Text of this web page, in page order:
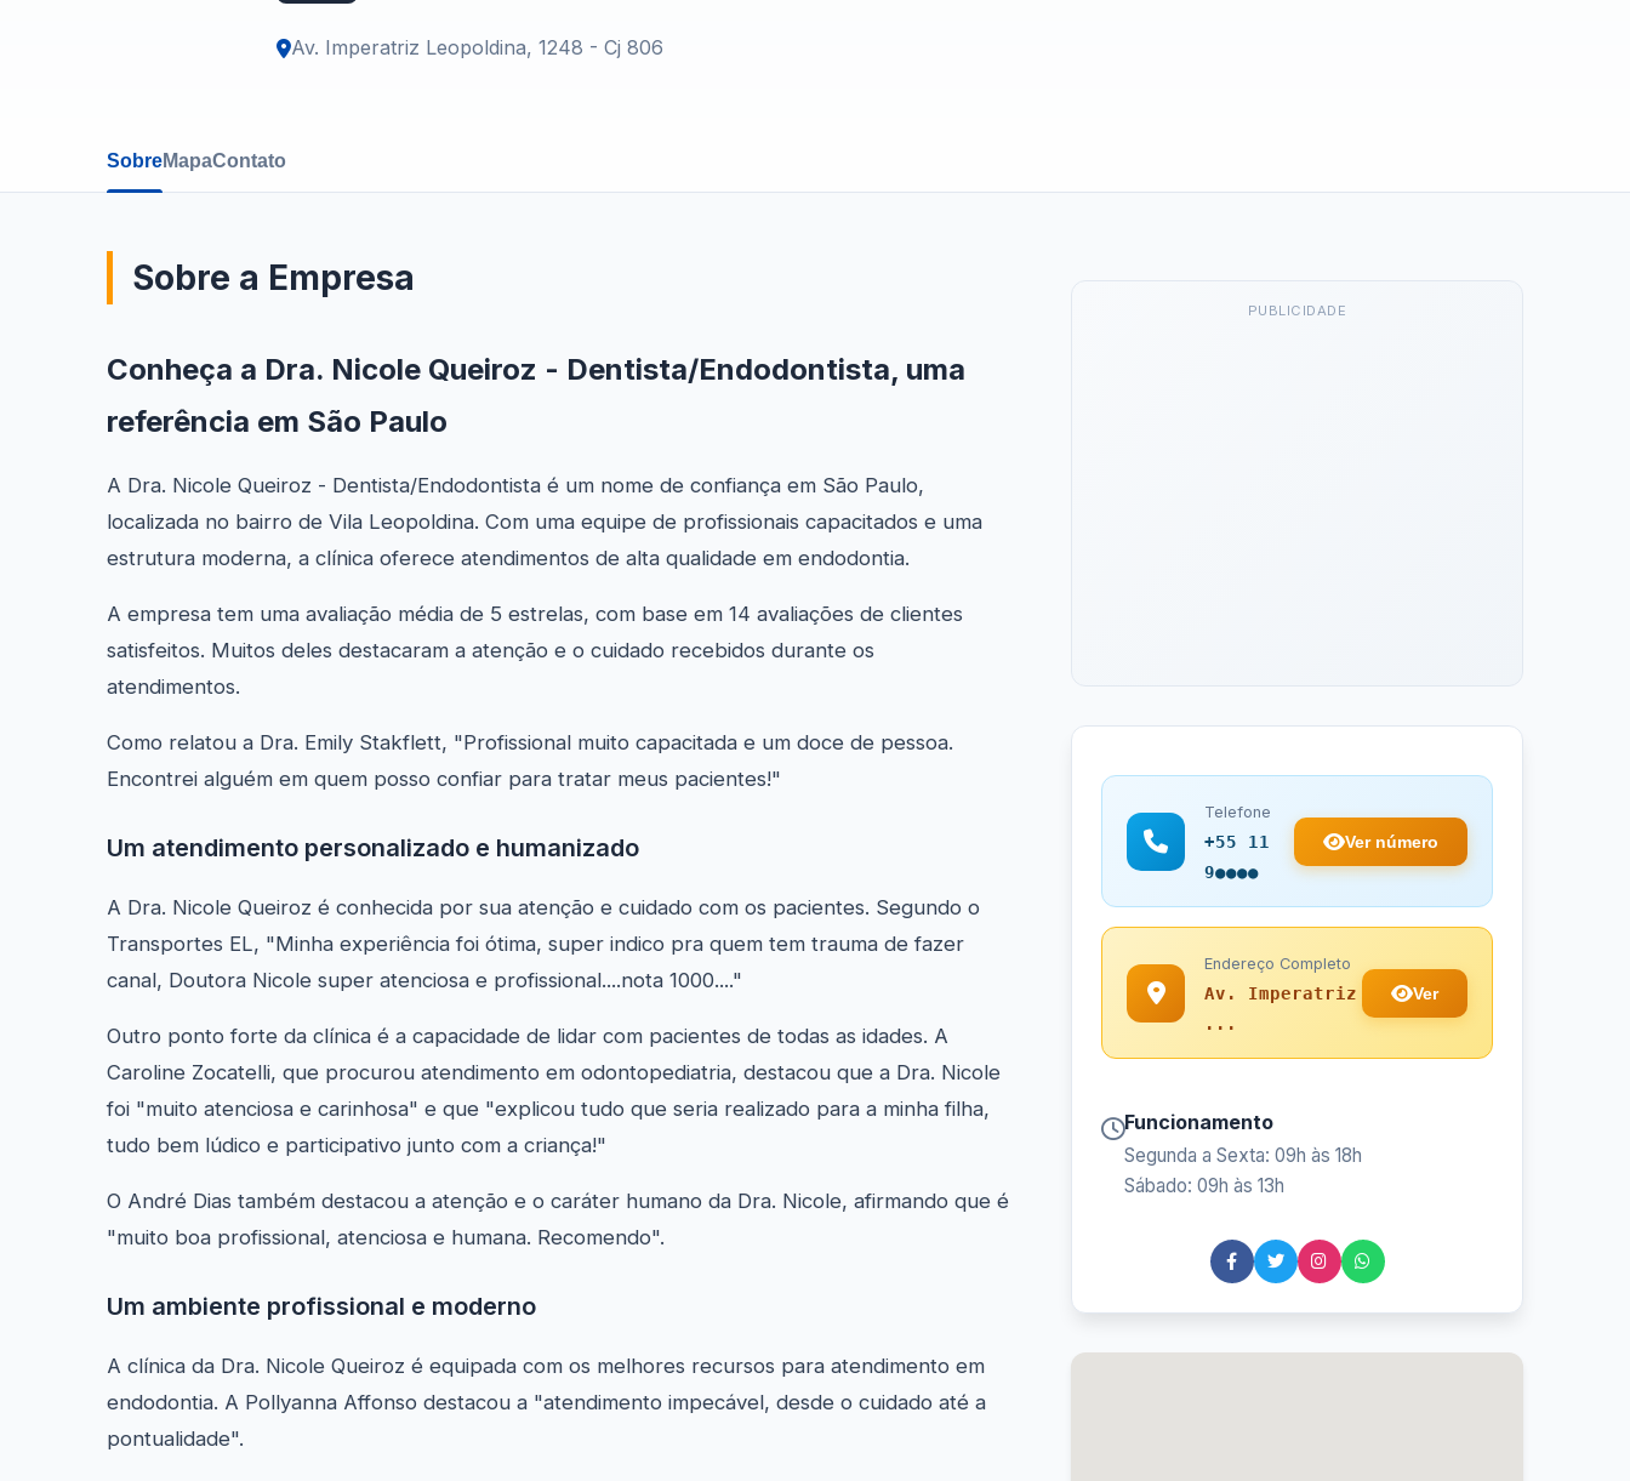
Av. Imperatriz Leopoldina, 1248 - Cj 806
SobreMapaContato
Sobre a Empresa
Conheça a Dra. Nicole Queiroz - Dentista/Endodontista, uma
referência em São Paulo
A Dra. Nicole Queiroz - Dentista/Endodontista é um nome de confiança em São Paulo,
localizada no bairro de Vila Leopoldina. Com uma equipe de profissionais capacitados e uma
estrutura moderna, a clínica oferece atendimentos de alta qualidade em endodontia.
A empresa tem uma avaliação média de 5 estrelas, com base em 14 avaliações de clientes
satisfeitos. Muitos deles destacaram a atenção e o cuidado recebidos durante os
atendimentos.
Como relatou a Dra. Emily Stakflett, "Profissional muito capacitada e um doce de pessoa.
Encontrei alguém em quem posso confiar para tratar meus pacientes!"
Um atendimento personalizado e humanizado
A Dra. Nicole Queiroz é conhecida por sua atenção e cuidado com os pacientes. Segundo o
Transportes EL, "Minha experiência foi ótima, super indico pra quem tem trauma de fazer
canal, Doutora Nicole super atenciosa e profissional....nota 1000...."
Outro ponto forte da clínica é a capacidade de lidar com pacientes de todas as idades. A
Caroline Zocatelli, que procurou atendimento em odontopediatria, destacou que a Dra. Nicole
foi "muito atenciosa e carinhosa" e que "explicou tudo que seria realizado para a minha filha,
tudo bem lúdico e participativo junto com a criança!"
O André Dias também destacou a atenção e o caráter humano da Dra. Nicole, afirmando que é
"muito boa profissional, atenciosa e humana. Recomendo".
Um ambiente profissional e moderno
A clínica da Dra. Nicole Queiroz é equipada com os melhores recursos para atendimento em
endodontia. A Pollyanna Affonso destacou a "atendimento impecável, desde o cuidado até a
pontualidade".
PUBLICIDADE
Telefone
+55 11
9●●●●
Ver número
Endereço Completo
Av. Imperatriz
...
Ver
Funcionamento
Segunda a Sexta: 09h às 18h
Sábado: 09h às 13h